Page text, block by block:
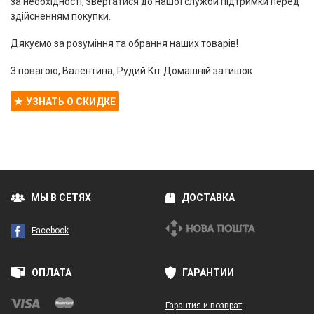
здійсненням покупки.
Дякуємо за розуміння та обрання наших товарів!
З повагою, Валентина, Рудий Кіт Домашній затишок
УЗНАТЬ О СКИДКЕ
МЫ В СЕТЯХ
Facebook
ДОСТАВКА
ОПЛАТА ГАРАНТИИ
Гарантия и возврат